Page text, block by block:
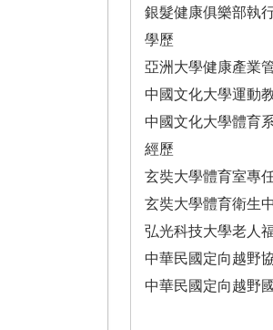
銀髮健康俱樂部執
學歷
亞洲大學健康產業
中國文化大學運動
中國文化大學體育
經歷
玄奘大學體育室專
玄奘大學體育衛生
弘光科技大學老人
中華民國定向越野
中華民國定向越野